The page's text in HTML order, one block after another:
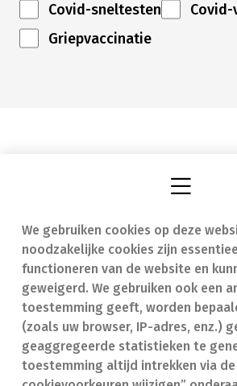
We gebruiken cookies op deze
noodzakelijke cookies zijn
functioneren van de website en
geweigerd. We gebruiken ook een
toestemming geeft, worden
(zoals uw browser, IP-adres, enz.)
geaggregeerde statistieken te
toestemming altijd intrekken via de
Covid-sneltesten
Griepvaccinatie
Vind een apotheek
Onze expertise
Ziekten
Geneesmiddelen
In
(FAQ)